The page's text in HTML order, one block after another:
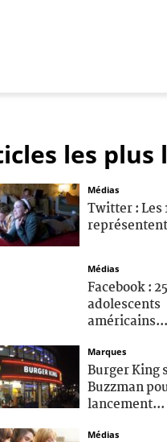
les plus
Médias
Twitter : Les
Médias
Facebook :
adolescents
américains...
Marques
Burger King
Buzzman
lancement...
Médias